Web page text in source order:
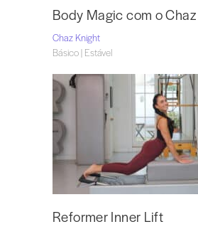
Body Magic com o Chaz
Chaz Knight
Básico | Estável
Reformer Inner Lift